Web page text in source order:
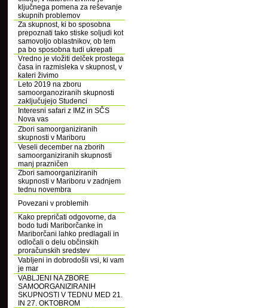
ključnega pomena za reševanje
skupnih problemov
Za skupnost, ki bo sposobna
prepoznati tako stiske soljudi kot
samovoljo oblastnikov, ob tem
pa bo sposobna tudi ukrepati
Vredno je vložiti delček prostega
časa in razmisleka v skupnost, v
kateri živimo
Leto 2019 na zboru
samoorganoziranih skupnosti
zaključujejo Studenci
Interesni safari z IMZ in SČS
Nova vas
Zbori samoorganiziranih
skupnosti v Mariboru
Veseli december na zborih
samoorganiziranih skupnosti
manj prazničen
Zbori samoorganiziranih
skupnosti v Mariboru v zadnjem
tednu novembra
Povezani v problemih
Kako prepričati odgovorne, da
bodo tudi Mariborčanke in
Mariborčani lahko predlagali in
odločali o delu občinskih
proračunskih sredstev
Vabljeni in dobrodošli vsi, ki vam
je mar
VABLJENI NA ZBORE
SAMOORGANIZIRANIH
SKUPNOSTI V TEDNU MED 21.
IN 27. OKTOBROM